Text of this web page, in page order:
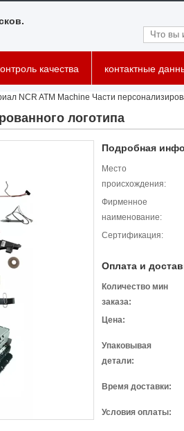
качества контактные
NCR ATM Machine Части
логотипа
Подробная
Место
происхождения:
Фирменное
наименование:
Сертификация:
Оплата и
Количество мин
заказа:
Цена:
Упаковывая
детали:
Время доставки:
Условия оплаты: